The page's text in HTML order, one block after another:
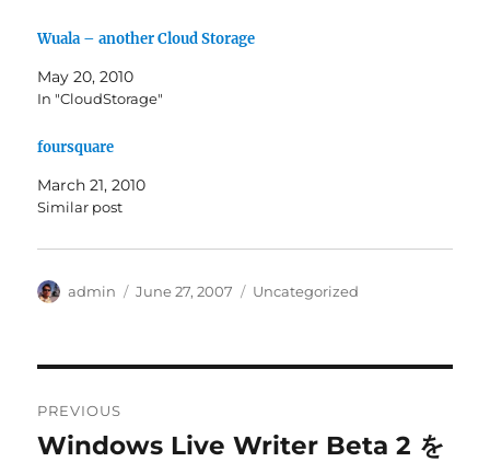
Wuala – another Cloud Storage
May 20, 2010
In "CloudStorage"
foursquare
March 21, 2010
Similar post
Author
admin
Posted
June 27, 2007 Categories
Uncategorized
navigation
PREVIOUS
Previous
Windows Live Writer Beta 2 を